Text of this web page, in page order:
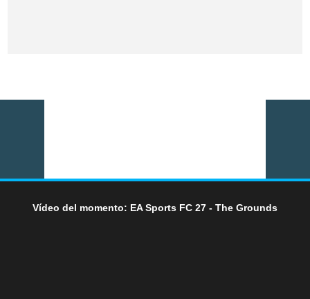
Vídeo del momento: EA Sports FC 27 - The Grounds